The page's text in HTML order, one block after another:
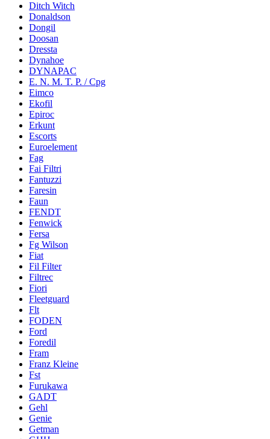
Ditch Witch
Donaldson
Dongil
Doosan
Dressta
Dynahoe
DYNAPAC
E. N. M. T. P. / Cpg
Eimco
Ekofil
Epiroc
Erkunt
Escorts
Euroelement
Fag
Fai Filtri
Fantuzzi
Faresin
Faun
FENDT
Fenwick
Fersa
Fg Wilson
Fiat
Fil Filter
Filtrec
Fiori
Fleetguard
Flt
FODEN
Ford
Foredil
Fram
Franz Kleine
Fst
Furukawa
GADT
Gehl
Genie
Getman